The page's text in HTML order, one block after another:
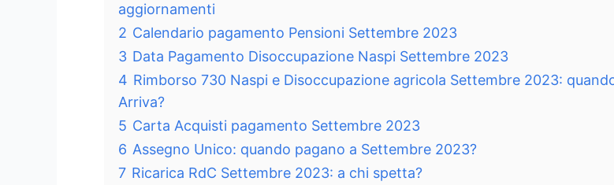
aggiornamenti
2 Calendario pagamento Pensioni Settembre 2023
3 Data Pagamento Disoccupazione Naspi Settembre 2023
4 Rimborso 730 Naspi e Disoccupazione agricola Settembre 2023:
Arriva?
5 Carta Acquisti pagamento Settembre 2023
6 Assegno Unico: quando pagano a Settembre 2023?
7 Ricarica RdC Settembre 2023: a chi spetta?